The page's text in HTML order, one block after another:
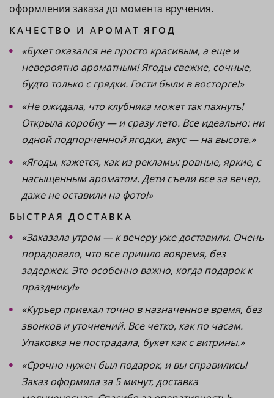
оформления заказа до момента вручения.
КАЧЕСТВО И АРОМАТ ЯГОД
«Букет оказался не просто красивым, а еще и
невероятно ароматным! Ягоды свежие, сочные,
будто только с грядки. Гости были в восторге!»
«Не ожидала, что клубника может так пахнуть!
Открыла коробку — и сразу лето. Все идеально: ни
одной подпорченной ягодки, вкус — на высоте.»
«Ягоды, кажется, как из рекламы: ровные, яркие, с
насыщенным ароматом. Дети съели все за вечер,
даже не оставили на фото!»
БЫСТРАЯ ДОСТАВКА
«Заказала утром — к вечеру уже доставили. Очень
порадовало, что все пришло вовремя, без
задержек. Это особенно важно, когда подарок к
празднику!»
«Курьер приехал точно в назначенное время, без
звонков и уточнений. Все четко, как по часам.
Упаковка не пострадала, букет как с витрины.»
«Срочно нужен был подарок, и вы справились!
Заказ оформила за 5 минут, доставка